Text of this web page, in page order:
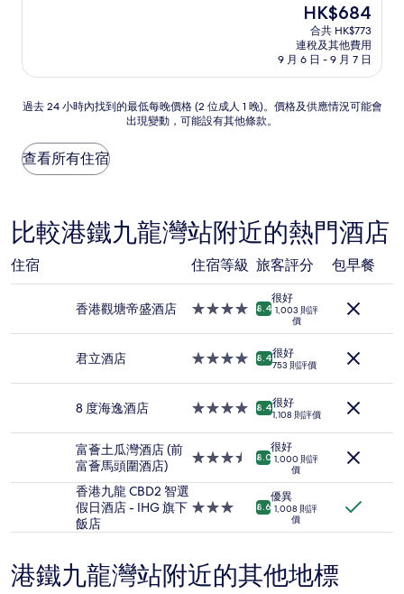
分)，
好，
則
評
價)
價
現
售
HK$684
HK$684
合共 HK$773
連稅及其他費用
9 月 6 日 - 9 月 7 日
過
24
小
時
到
的
低
每
格
成
晚)。
及
情
可
能
過去 24 小時內找到的最低每晚價格 (2 位成人 1 晚)。價格及供應情況可能會
出現變動，可能設有其他條款。
查看所有住宿
比較港鐵九龍灣站附近的熱門酒店
住宿 住宿等級 旅客評分 包早餐
香港觀塘帝盛酒店
4.0
住
8.4
很好
1,003 則評
價
君立酒店
4.0
住
8.4很好
753 則評價
8 度海逸酒店
4.0
住
8.4很好
1,108 則評價
富薈土瓜灣酒店 (前
富薈馬頭圍酒店)
3.5
住
8.0
很好
1,000 則評
價
香港九龍 CBD2 智選
假日酒店 - IHG 旗下
飯店
3.0
宿
8.6
優異
1,008 則評
價
港鐵九龍灣站附近的其他地標